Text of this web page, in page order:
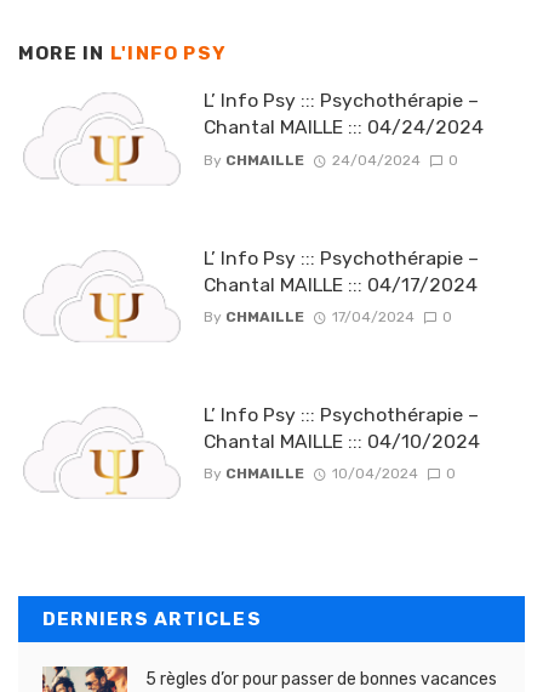
MORE IN L'INFO PSY
L’ Info Psy ::: Psychothérapie –
Chantal MAILLE ::: 04/24/2024
By CHMAILLE 24/04/2024 0
L’ Info Psy ::: Psychothérapie –
Chantal MAILLE ::: 04/17/2024
By CHMAILLE 17/04/2024 0
L’ Info Psy ::: Psychothérapie –
Chantal MAILLE ::: 04/10/2024
By CHMAILLE 10/04/2024 0
DERNIERS ARTICLES
5 règles d’or pour passer de bonnes vacances